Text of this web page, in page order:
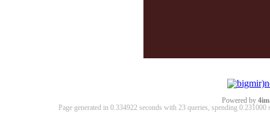
Powered by
Page generated in 0.334922 seconds with 23 queries, spending